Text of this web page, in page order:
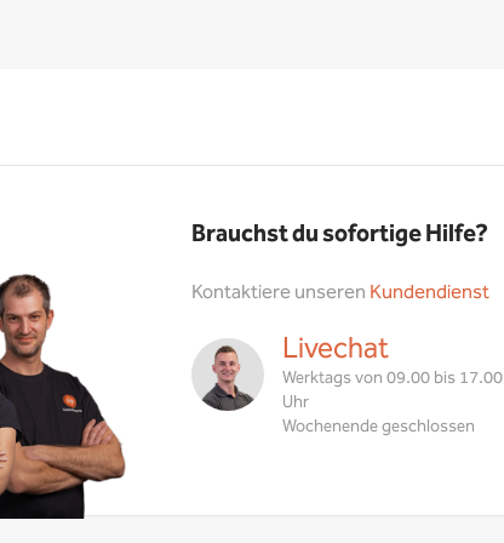
Brauchst du sofortige Hilfe?
Kontaktiere unseren Kundendienst
Livechat
Werktags von 09.00 bis 17.00
Uhr
Wochenende geschlossen